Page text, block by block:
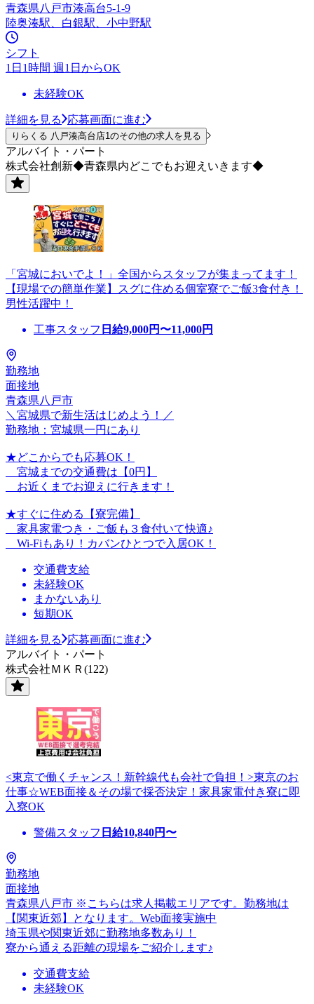
青森県八戸市湊高台5-1-9
陸奥湊駅、白銀駅、小中野駅
シフト
1日1時間 週1日からOK
未経験OK
詳細を見る 応募画面に進む
りらくる 八戸湊高台店1のその他の求人を見る
アルバイト・パート
株式会社創新◆青森県内どこでもお迎えいきます◆
「宮城においでよ！」全国からスタッフが集まってます！
【現場での簡単作業】スグに住める個室寮でご飯3食付き！
男性活躍中！
工事スタッフ 日給9,000円〜11,000円
勤務地
面接地
青森県八戸市
＼宮城県で新生活はじめよう！／
勤務地：宮城県一円にあり
★どこからでも応募OK！
宮城までの交通費は【0円】
お近くまでお迎えに行きます！
★すぐに住める【寮完備】
家具家電つき・ご飯も３食付いて快適♪
Wi-Fiもあり！カバンひとつで入居OK！
交通費支給
未経験OK
まかないあり
短期OK
詳細を見る
応募画面に進む
アルバイト・パート
株式会社ＭＫＲ(122)
<東京で働くチャンス！新幹線代も会社で負担！>東京のお
仕事☆WEB面接＆その場で採否決定！家具家電付き寮に即
入寮OK
警備スタッフ 日給10,840円〜
勤務地
面接地
青森県八戸市 ※こちらは求人掲載エリアです。勤務地は
【関東近郊】となります。Web面接実施中
埼玉県や関東近郊に勤務地多数あり！
寮から通える距離の現場をご紹介します♪
交通費支給
未経験OK